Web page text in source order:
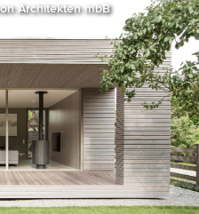
Architekten mbB